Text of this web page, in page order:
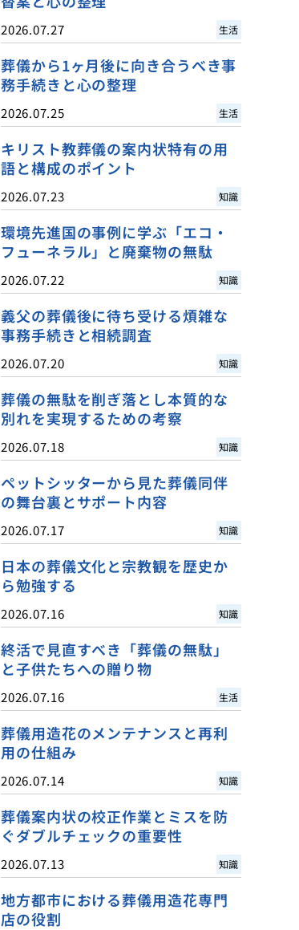
2026.07.27 生活
葬儀から1ヶ月後に向き合うべき事
務手続きと心の整理
2026.07.25 生活
キリスト教葬儀の案内状特有の用
語と構成のポイント
2026.07.23 知識
環境先進国の事例に学ぶ「エコ・
フューネラル」と廃棄物の無駄
2026.07.22 知識
義父の葬儀後に待ち受ける煩雑な
事務手続きと相続調査
2026.07.20 知識
葬儀の無駄を削ぎ落とし本質的な
別れを実現するための考察
2026.07.18 知識
ペットシッターから見た葬儀同伴
の舞台裏とサポート内容
2026.07.17 知識
日本の葬儀文化と宗教観を歴史か
ら勉強する
2026.07.16 知識
終活で見直すべき「葬儀の無駄」
と子供たちへの贈り物
2026.07.16 生活
葬儀用造花のメンテナンスと再利
用の仕組み
2026.07.14 知識
葬儀案内状の校正作業とミスを防
ぐダブルチェックの重要性
2026.07.13 知識
地方都市における葬儀用造花専門
店の役割